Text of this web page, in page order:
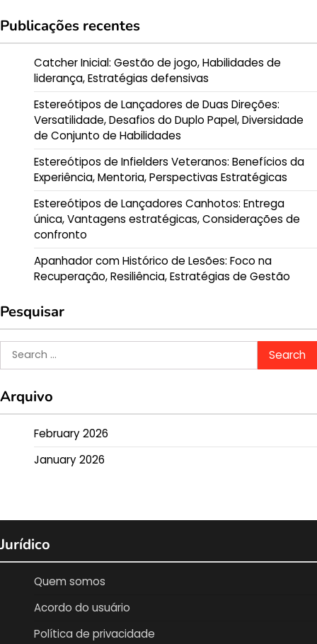
Publicações recentes
Catcher Inicial: Gestão de jogo, Habilidades de
liderança, Estratégias defensivas
Estereótipos de Lançadores de Duas Direções:
Versatilidade, Desafios do Duplo Papel, Diversidade
de Conjunto de Habilidades
Estereótipos de Infielders Veteranos: Benefícios da
Experiência, Mentoria, Perspectivas Estratégicas
Estereótipos de Lançadores Canhotos: Entrega
única, Vantagens estratégicas, Considerações de
confronto
Apanhador com Histórico de Lesões: Foco na
Recuperação, Resiliência, Estratégias de Gestão
Pesquisar
Search
for:
Arquivo
February 2026
January 2026
Jurídico
Quem somos
Acordo do usuário
Política de privacidade